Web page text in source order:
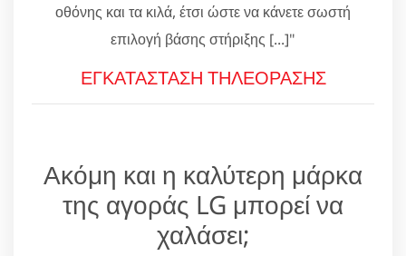
οθόνης και τα κιλά, έτσι ώστε να κάνετε σωστή
επιλογή βάσης στήριξης [...]"
ΕΓΚΑΤΑΣΤΑΣΗ ΤΗΛΕΟΡΑΣΗΣ
Ακόμη και η καλύτερη μάρκα
της αγοράς LG μπορεί να
χαλάσει;